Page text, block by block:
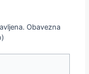
Obavezna